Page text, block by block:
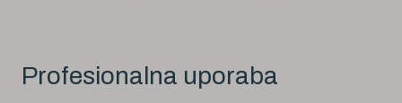
Profesionalna uporaba